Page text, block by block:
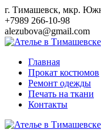
Перейти
к
контенту
г. Тимашевск, мкр.
+7989 266-10-98
alezubova@gmail.com
Главная
Прокат костюмов
Ремонт одежды
Печать на ткани
Контакты